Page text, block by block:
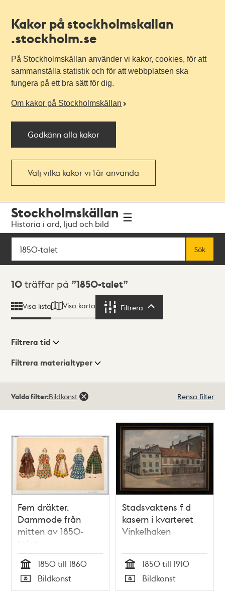
Kakor på stockholmskallan
.stockholm.se
På Stockholmskällan använder vi kakor, cookies, för att
sammanställa statistik och för att webbplatsen ska
fungera på ett bra sätt för dig.
Om kakor på Stockholmskällan
Godkänn alla kakor
Välj vilka kakor vi får använda
navigationen
huvudinnehållet
Stockholmskällan
Historia i ord, ljud och bild
Sök
Sök
Sökresultat
10 träffar på 1850-talet
Visa lista Visa karta Filtrera
Visningsläge
Filtrera tid
Filtrera materialtyper
träffar
Valda filter:Bildkonst Rensa filter
Fem dräkter.
Dammode från
mitten av 1850-
talet
Tid
1850 till 1860
Typ
Bildkonst
Stadsvaktens f d
kasern i kvarteret
Vinkelhaken
Tid
1850 till 1910
Typ
Bildkonst